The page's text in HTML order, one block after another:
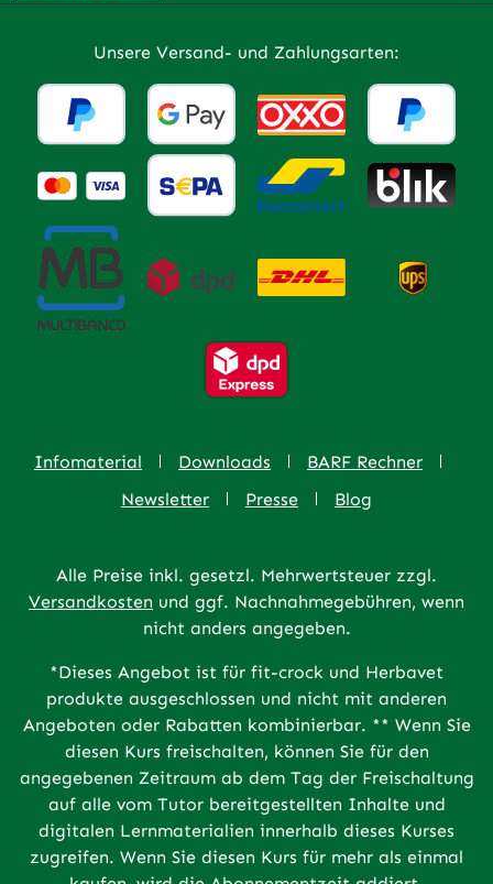
Unsere Versand- und Zahlungsarten:
Infomaterial Downloads
BARF Rechner
Newsletter
Presse Blog
Alle Preise inkl. gesetzl. Mehrwertsteuer zzgl.
Versandkosten und ggf. Nachnahmegebühren, wenn
nicht anders angegeben.
*Dieses Angebot ist für fit-crock und Herbavet
produkte ausgeschlossen und nicht mit anderen
Angeboten oder Rabatten kombinierbar. ** Wenn Sie
diesen Kurs freischalten, können Sie für den
angegebenen Zeitraum ab dem Tag der Freischaltung
auf alle vom Tutor bereitgestellten Inhalte und
digitalen Lernmaterialien innerhalb dieses Kurses
zugreifen. Wenn Sie diesen Kurs für mehr als einmal